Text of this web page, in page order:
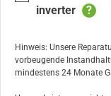
inverter
?
Hinweis: Unsere
vorbeugende
mindestens 24 Monate